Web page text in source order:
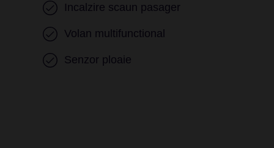
Incalzire scaun pasager
Volan multifunctional
Senzor ploaie